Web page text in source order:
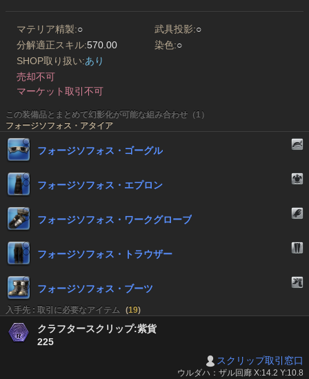
マテリア精製:○ 武具投影:○
分解適正スキル:570.00 染色:○
SHOP取り扱い:あり
売却不可
マーケット取引不可
この装備品とまとめて幻影化が可能な組み合わせ（1）
フォージソフォス・アタイア
フォージソフォス・ゴーグル
フォージソフォス・エプロン
フォージソフォス・ワークグローブ
フォージソフォス・トラウザー
フォージソフォス・ブーツ
入手先 : 取引に必要なアイテム (19)
クラフタースクリップ:紫貨
225
スクリップ取引窓口
ウルダハ：ザル回廊 X:14.2 Y:10.8